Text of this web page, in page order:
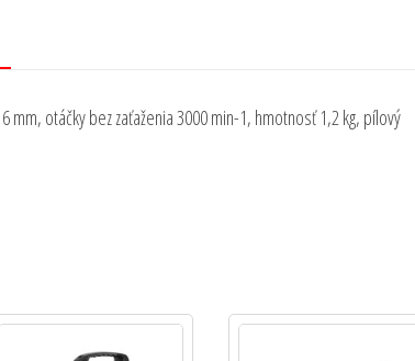
otáčky bez zaťaženia 3000 min-1, hmotnosť 1,2 kg, pílový